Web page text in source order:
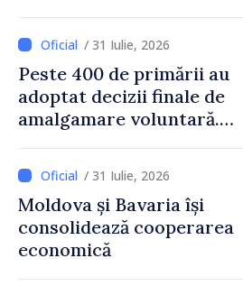
și însărcinatul cu afaceri al
SUA, Nick Pietrowicz
/ 31 Iulie, 2026
Peste 400 de primării au
adoptat decizii finale de
amalgamare voluntară.
Guvernului, Alexei Buzu:
„85,5% dintre primării au
inițiat procesul. Le
mulțumim aleșilor locali
pentru că au pus pe primul
/ 31 Iulie, 2026
Moldova și Bavaria își
consolidează cooperarea
economică